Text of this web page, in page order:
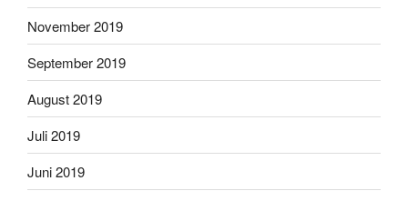
November 2019
September 2019
August 2019
Juli 2019
Juni 2019